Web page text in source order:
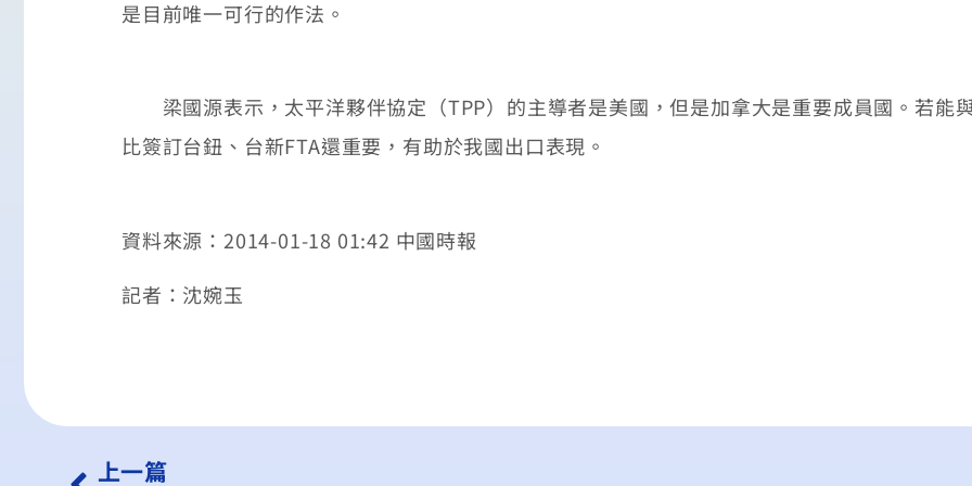
是目前唯一可行的作法。
梁國源表示，太平洋夥伴協定（TPP）的主導者是美國，但是加拿大是重要成員國。若能
比簽訂台鈕、台新FTA還重要，有助於我國出口表現。
資料來源：2014-01-18 01:42 中國時報
記者：沈婉玉
上一篇